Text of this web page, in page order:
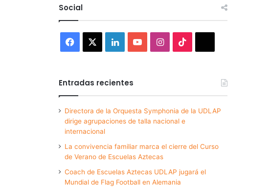
Social
Facebook LinkedInYouTubeInstagram
Entradas recientes
Directora de la Orquesta Symphonia de la UDLAP
dirige agrupaciones de talla nacional e
internacional
La convivencia familiar marca el cierre del Curso
de Verano de Escuelas Aztecas
Coach de Escuelas Aztecas UDLAP jugará el
Mundial de Flag Football en Alemania